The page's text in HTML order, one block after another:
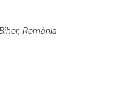
România